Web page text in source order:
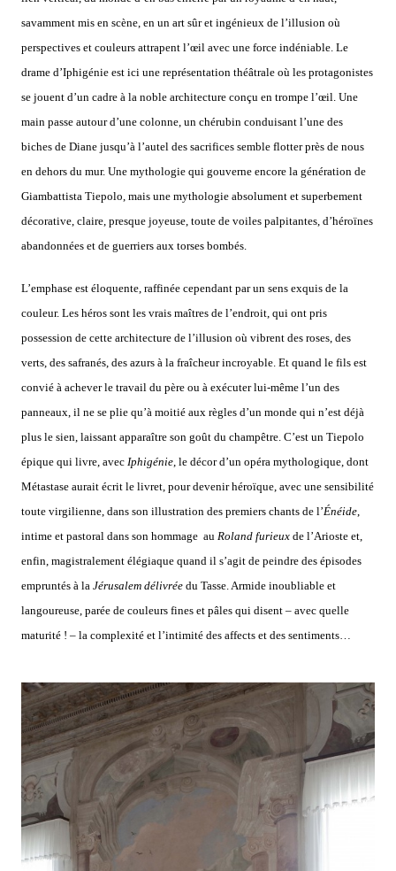
savamment mis en scène, en un art sûr et ingénieux de l’illusion où
perspectives et couleurs attrapent l’œil avec une force indéniable. Le
drame d’Iphigénie est ici une représentation théâtrale où les protagonistes
se jouent d’un cadre à la noble architecture conçu en trompe l’œil. Une
main passe autour d’une colonne, un chérubin conduisant l’une des
biches de Diane jusqu’à l’autel des sacrifices semble flotter près de nous
en dehors du mur. Une mythologie qui gouverne encore la génération de
Giambattista Tiepolo, mais une mythologie absolument et superbement
décorative, claire, presque joyeuse, toute de voiles palpitantes, d’héroïnes
abandonnées et de guerriers aux torses bombés.
L’emphase est éloquente, raffinée cependant par un sens exquis de la
couleur. Les héros sont les vrais maîtres de l’endroit, qui ont pris
possession de cette architecture de l’illusion où vibrent des roses, des
verts, des safranés, des azurs à la fraîcheur incroyable. Et quand le fils est
convié à achever le travail du père ou à exécuter lui-même l’un des
panneaux, il ne se plie qu’à moitié aux règles d’un monde qui n’est déjà
plus le sien, laissant apparaître son goût du champêtre. C’est un Tiepolo
épique qui livre, avec Iphigénie, le décor d’un opéra mythologique, dont
Métastase aurait écrit le livret, pour devenir héroïque, avec une sensibilité
toute virgilienne, dans son illustration des premiers chants de l’Énéide,
intime et pastoral dans son hommage au Roland furieux de l’Arioste et,
enfin, magistralement élégiaque quand il s’agit de peindre des épisodes
empruntés à la Jérusalem délivrée du Tasse. Armide inoubliable et
langoureuse, parée de couleurs fines et pâles qui disent – avec quelle
maturité ! – la complexité et l’intimité des affects et des sentiments…